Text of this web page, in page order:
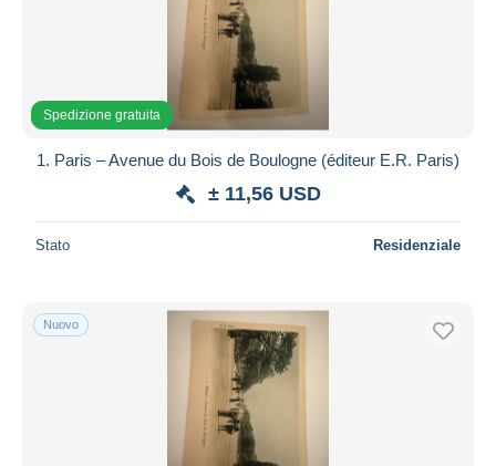
Spedizione gratuita
1. Paris – Avenue du Bois de Boulogne (éditeur E.R. Paris)
± 11,56 USD
Stato Residenziale
Nuovo